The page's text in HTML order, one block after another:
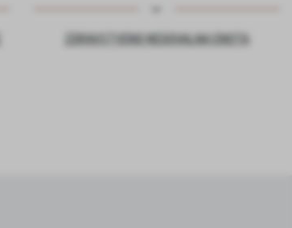
ZDRAVSTVENO NEGOVALNA ENOTA